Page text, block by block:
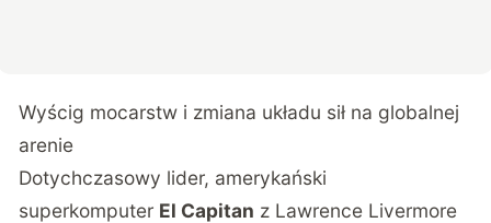
Wyścig mocarstw i zmiana układu sił na globalnej
arenie
Dotychczasowy lider, amerykański
superkomputer El Capitan z Lawrence Livermore